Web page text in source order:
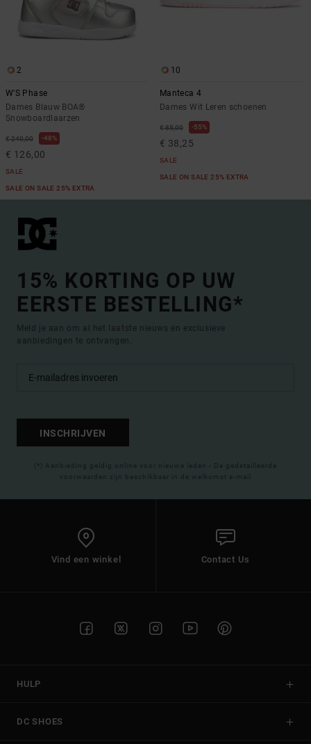
2
W'S Phase
Dames Blauw BOA®
Snowboardlaarzen
€ 240,00 48%
€ 126,00
SALE
SALE ON SALE 25% EXTRA
10
Manteca 4
Dames Wit Leren schoenen
€ 85,00 55%
€ 38,25
SALE
SALE ON SALE 25% EXTRA
15% KORTING OP UW
EERSTE BESTELLING*
Meld je aan om al het laatste nieuws en exclusieve
aanbiedingen te ontvangen.
INSCHRIJVEN
(*) Aanbieding geldig online voor nieuwe leden - De gedetailleerde
voorwaarden zijn beschikbaar in de welkomst e-mail
Vind een winkel Contact Us
HULP
DC SHOES